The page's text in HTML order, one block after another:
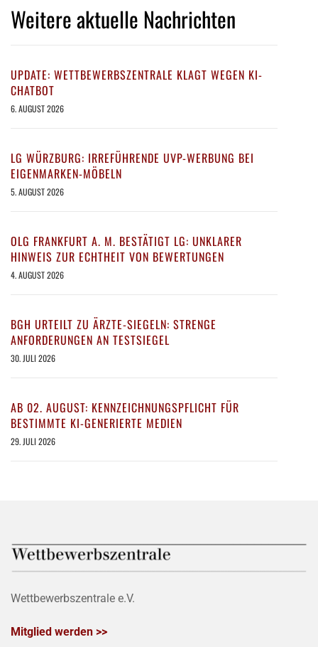
Weitere aktuelle Nachrichten
UPDATE: WETTBEWERBSZENTRALE KLAGT WEGEN KI-
CHATBOT
6. AUGUST 2026
LG WÜRZBURG: IRREFÜHRENDE UVP-WERBUNG BEI
EIGENMARKEN-MÖBELN
5. AUGUST 2026
OLG FRANKFURT A. M. BESTÄTIGT LG: UNKLARER
HINWEIS ZUR ECHTHEIT VON BEWERTUNGEN
4. AUGUST 2026
BGH URTEILT ZU ÄRZTE-SIEGELN: STRENGE
ANFORDERUNGEN AN TESTSIEGEL
30. JULI 2026
AB 02. AUGUST: KENNZEICHNUNGSPFLICHT FÜR
BESTIMMTE KI-GENERIERTE MEDIEN
29. JULI 2026
Wettbewerbszentrale e.V.
Mitglied werden >>